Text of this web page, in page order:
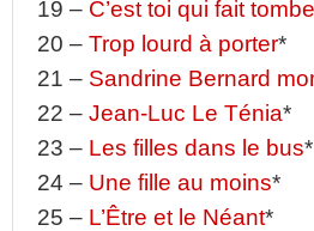
19 – C’est toi qui fait
20 – Trop lourd à porter*
21 – Sandrine Bernard
22 – Jean-Luc Le Ténia*
23 – Les filles dans le bus*
24 – Une fille au moins*
25 – L’Être et le Néant*